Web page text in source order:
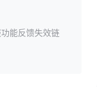
能反馈失效链